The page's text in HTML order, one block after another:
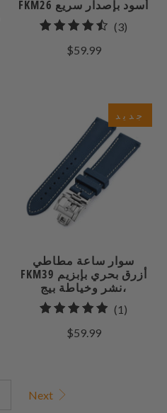
FKM26 أسود بإصدار سريع
(3)
$59.99
جديد
سوار ساعة مطاطي
FKM39 أزرق بحري بإبزيم
نشر وخياطة بيج،
(1)
$59.99
Next